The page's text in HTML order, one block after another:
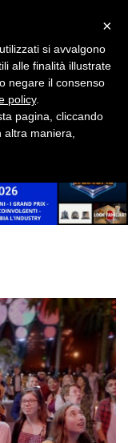
×
si avvalgono
alle finalità illustrate
negare il consenso
policy.
pagina, cliccando
maniera,